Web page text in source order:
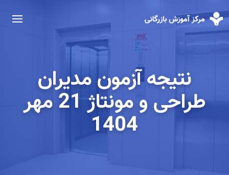
نتیجه آزمون مدیران
طراحی و مونتاژ 21 مهر
1404